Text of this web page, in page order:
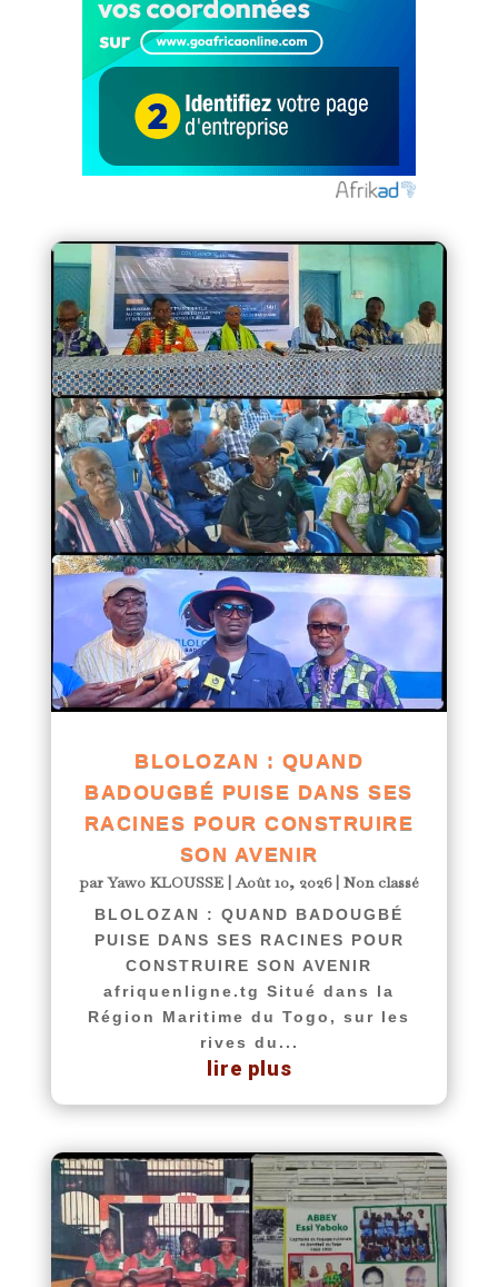
BLOLOZAN : QUAND
BADOUGBÉ PUISE DANS SES
RACINES POUR CONSTRUIRE
SON AVENIR
parYawo KLOUSSE|Août 10, 2026| Non classé
BLOLOZAN : QUAND BADOUGBÉ
PUISE DANS SES RACINES POUR
CONSTRUIRE SON AVENIR
afriquenligne.tg Situé dans la
Région Maritime du Togo, sur les
rives du...
lire plus